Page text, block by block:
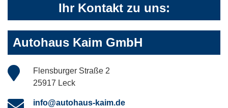
Ihr Kontakt zu uns:
Autohaus Kaim GmbH
Flensburger Straße 2
25917 Leck
info@autohaus-kaim.de